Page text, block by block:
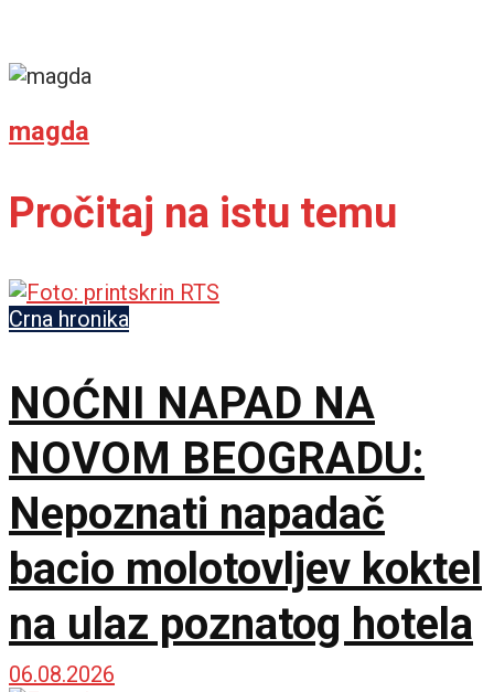
magda
Pročitaj na istu temu
Crna hronika
NOĆNI NAPAD NA
NOVOM BEOGRADU:
Nepoznati napadač
bacio molotovljev koktel
na ulaz poznatog hotela
06.08.2026